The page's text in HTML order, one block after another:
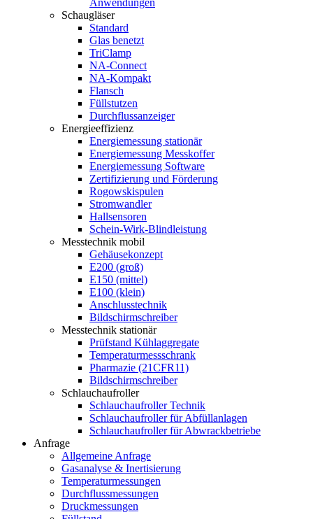
Anwendungen
Schaugläser
Standard
Glas benetzt
TriClamp
NA-Connect
NA-Kompakt
Flansch
Füllstutzen
Durchflussanzeiger
Energieeffizienz
Energiemessung stationär
Energiemessung Messkoffer
Energiemessung Software
Zertifizierung und Förderung
Rogowskispulen
Stromwandler
Hallsensoren
Schein-Wirk-Blindleistung
Messtechnik mobil
Gehäusekonzept
E200 (groß)
E150 (mittel)
E100 (klein)
Anschlusstechnik
Bildschirmschreiber
Messtechnik stationär
Prüfstand Kühlaggregate
Temperaturmessschrank
Pharmazie (21CFR11)
Bildschirmschreiber
Schlauchaufroller
Schlauchaufroller Technik
Schlauchaufroller für Abfüllanlagen
Schlauchaufroller für Abwrackbetriebe
Anfrage
Allgemeine Anfrage
Gasanalyse & Inertisierung
Temperaturmessungen
Durchflussmessungen
Druckmessungen